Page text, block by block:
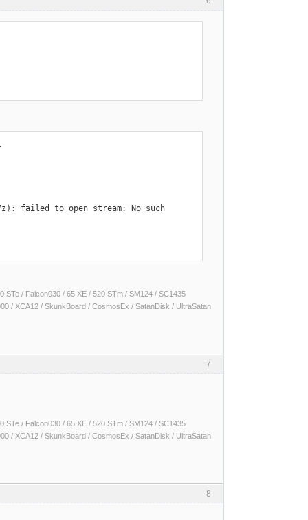
failed to open stream: No such
STe / Falcon030 / 65 XE / 520 STm / SM124 / SC1435
/ XCA12 / SkunkBoard / CosmosEx / SatanDisk / UltraSatan
7
STe / Falcon030 / 65 XE / 520 STm / SM124 / SC1435
/ XCA12 / SkunkBoard / CosmosEx / SatanDisk / UltraSatan
8